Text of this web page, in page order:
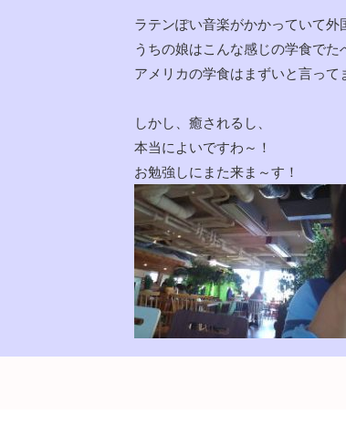
ラテンぽい音楽がかかっていて外
うちの娘はこんな感じの学食でた
アメリカの学食はまずいと言って
しかし、癒されるし、
本当によいですわ～！
お勉強しにまた来ま～す！